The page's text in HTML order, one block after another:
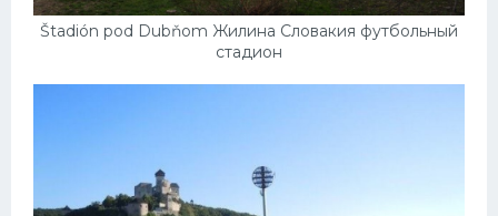
Štadión pod Dubňom Жилина Словакия футбольный
стадион